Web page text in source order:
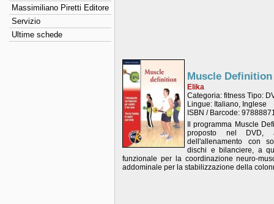
Muscle
Elika
Categoria: fitness Tipo:
Lingue: Italiano, Inglese
ISBN / Barcode:
Il programma Muscle
proposto nel DVD,
dell'allenamento con
dischi e bilanciere, a
funzionale per la coordinazione neuro-
addominale per la stabilizzazione della
Massimiliano Piretti Editore
Servizio
Ultime schede